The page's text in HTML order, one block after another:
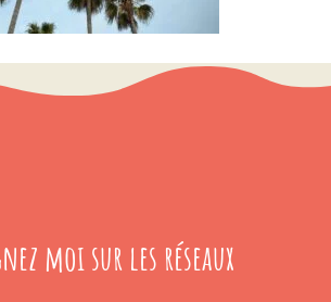
moi sur les réseaux